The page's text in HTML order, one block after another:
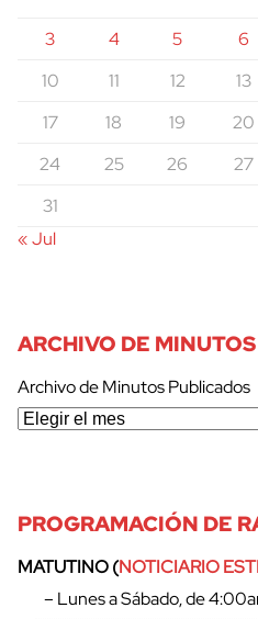
3
4 5 6
10
11 12 13
17
18 19 20
24
25 26 27
31
« Jul
ARCHIVO DE
Archivo de Minutos Publicados
PROGRAMACIÓN DE
MATUTINO (NOTICIARIO
– Lunes a Sábado, de